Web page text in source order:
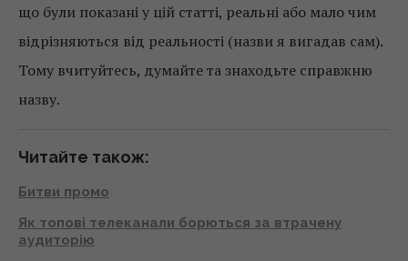
що були показані у цій статті, реальні або мало чим
відрізняються від реальності (назви я вигадав сам).
Тому вчитуйтесь, думайте та знаходьте справжню
назву.
Читайте також:
Битви промо
Як топові телеканали борються за втрачену
аудиторію